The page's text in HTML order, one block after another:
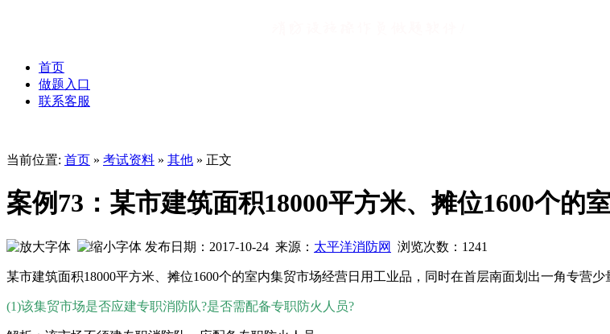
首页
做题入口
联系客服
当前位置: 首页 » 考试资料 » 其他 » 正文
案例73：某市建筑面积18000平方米、摊位1600个的
发布日期：2017-10-24 来源： 太平洋消防网 浏览次数： 1241
某市建筑面积18000平方米、摊位1600个的室内集贸市场经营日用工业品，同时在首层南面划出一角专营
(1)该集贸市场是否应建专职消防队?是否需配备专职防火人员?